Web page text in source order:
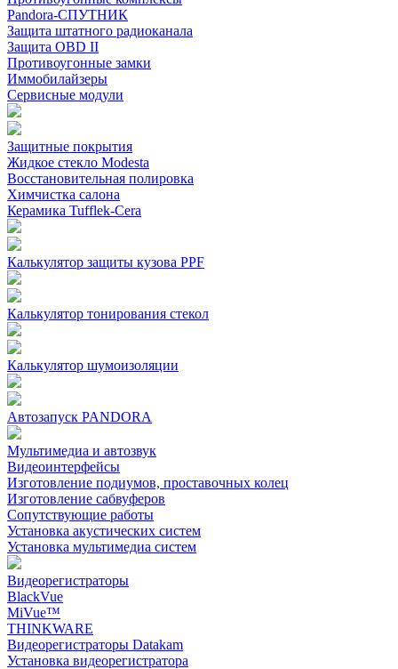
Pandora-СПУТНИК
Защита штатного радиоканала
Защита OBD II
Противоугонные замки
Иммобилайзеры
Сервисные модули
Защитные покрытия
Жидкое стекло Modesta
Восстановительная полировка
Химчистка салона
Керамика Tufflek-Cera
Калькулятор защиты кузова PPF
Калькулятор тонирования стекол
Калькулятор шумоизоляции
Автозапуск PANDORA
Мультимедиа и автозвук
Видеоинтерфейсы
Изготовление подиумов, проставочных колец
Изготовление сабвуферов
Сопутствующие работы
Установка акустических систем
Установка мультимедиа систем
Видеорегистраторы
BlackVue
MiVue™
THINKWARE
Видеорегистраторы Datakam
Установка видеорегистратора